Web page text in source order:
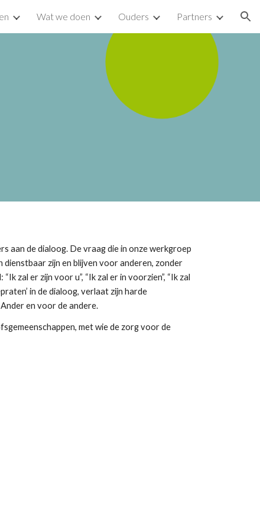
Wat we doen Ouders Partners
aan de dialoog. De vraag die in onze werkgroep
dienstbaar zijn en blijven voor anderen, zonder
zal er zijn voor u”, “Ik zal er in voorzien”, “Ik zal
in de dialoog, verlaat zijn harde
en voor de andere.
met wie de zorg voor de